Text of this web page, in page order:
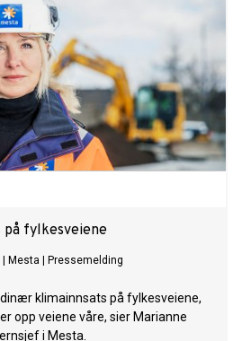
fylkesveiene
Mesta Pressemelding
klimainnsats på fylkesveiene,
opp veiene våre, sier Marianne
i Mesta.